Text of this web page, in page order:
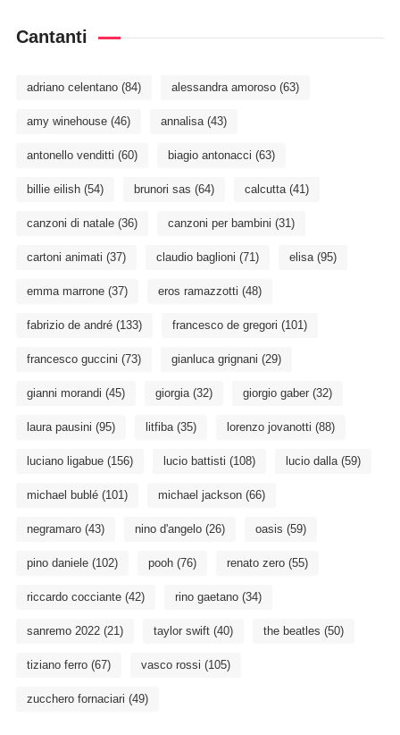
Cantanti
adriano celentano(84) alessandra amoroso(63)
amy winehouse(46) annalisa(43)
antonello venditti (60) biagio antonacci (63)
billie eilish(54) brunori sas (64) calcutta(41)
canzoni di natale(36) canzoni per bambini (31)
cartoni animati (37) claudio baglioni (71) elisa(95)
emma marrone(37) eros ramazzotti (48)
fabrizio de andré(133) francesco de gregori (101)
francesco guccini (73) gianluca grignani (29)
gianni morandi (45) giorgia(32) giorgio gaber(32)
laura pausini (95) litfiba(35) lorenzo jovanotti (88)
luciano ligabue(156) lucio battisti (108) lucio dalla(59)
michael bublé(101) michael jackson(66)
negramaro(43) nino d'angelo(26) oasis (59)
pino daniele(102) pooh(76) renato zero(55)
riccardo cocciante(42) rino gaetano(34)
sanremo 2022(21) taylor swift(40) the beatles (50)
tiziano ferro(67) vasco rossi (105)
zucchero fornaciari (49)